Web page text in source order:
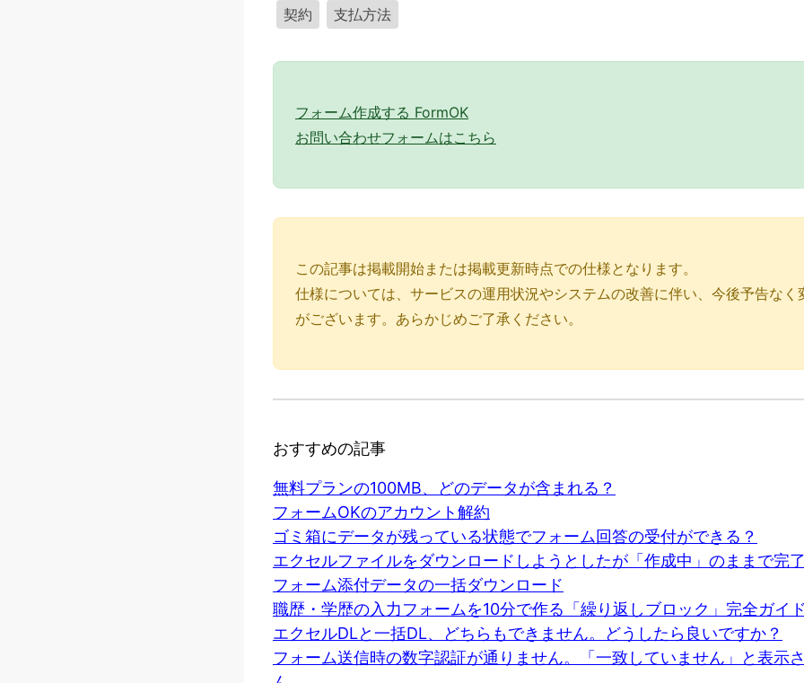
契約 支払方法
フォーム作成する FormOK
お問い合わせフォームはこちら
この記事は掲載開始または掲載更新時点での仕様となります。
仕様については、サービスの運用状況やシステムの改善に伴い、今後予告なく
がございます。あらかじめご了承ください。
おすすめの記事
無料プランの100MB、どのデータが含まれる？
フォームOKのアカウント解約
ゴミ箱にデータが残っている状態でフォーム回答の受付ができる？
エクセルファイルをダウンロードしようとしたが「作成中」のままで完
フォーム添付データの一括ダウンロード
職歴・学歴の入力フォームを10分で作る「繰り返しブロック」完全ガイ
エクセルDLと一括DL、どちらもできません。どうしたら良いですか？
フォーム送信時の数字認証が通りません。「一致していません」と表示